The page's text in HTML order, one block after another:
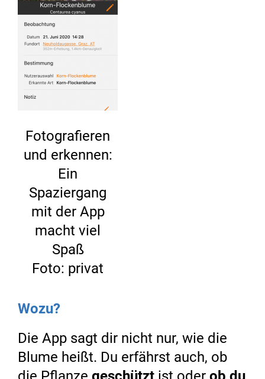
Fotografieren
und erkennen:
Ein
Spaziergang
mit der App
macht viel
Spaß
Foto: privat
Wozu?
Die App sagt dir nicht nur, wie die
Blume heißt. Du erfährst auch, ob